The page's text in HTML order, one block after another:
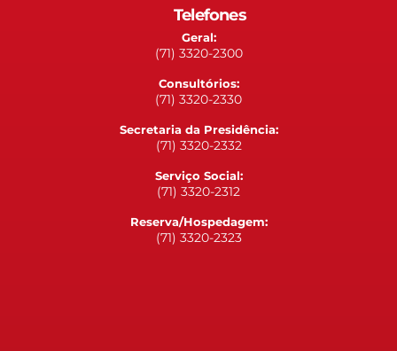
Telefones
Geral:
(71) 3320-2300
Consultórios:
(71) 3320-2330
Secretaria da Presidência:
(71) 3320-2332
Serviço Social:
(71) 3320-2312
Reserva/Hospedagem:
(71) 3320-2323